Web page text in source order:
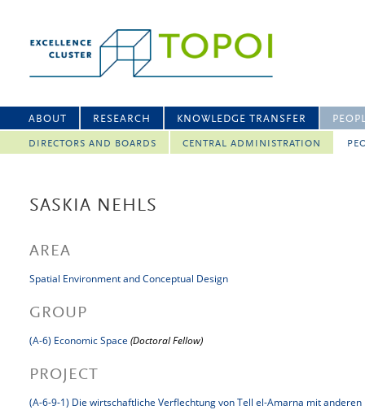
ABOUT RESEARCH KNOWLEDGE TRANSFER
DIRECTORS AND BOARDS CENTRAL ADMINISTRATION
SASKIA NEHLS
AREA
Spatial Environment and Conceptual Design
GROUP
(A-6) Economic Space (Doctoral Fellow)
PROJECT
(A-6-9-1) Die wirtschaftliche Verflechtung von Tell el-Amarna mit